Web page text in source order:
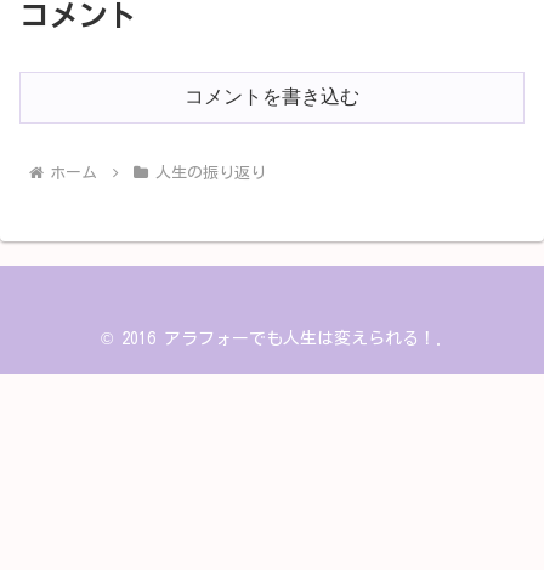
コメント
コメントを書き込む
ホーム 人生の振り返り
© 2016 アラフォーでも人生は変えられる！.